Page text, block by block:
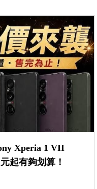
Xperia 1 VII
起有夠划算！